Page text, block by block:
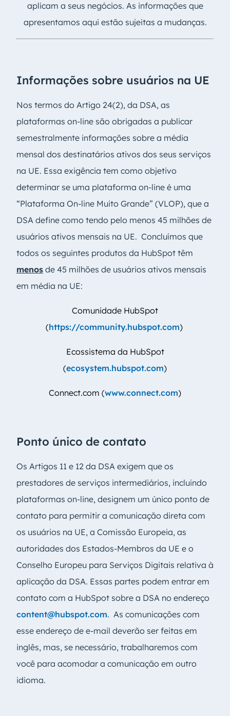
aplicam a seus negócios. As informações que
apresentamos aqui estão sujeitas a mudanças.
Informações sobre usuários na UE
Nos termos do Artigo 24(2), da DSA, as
plataformas on-line são obrigadas a publicar
semestralmente informações sobre a média
mensal dos destinatários ativos dos seus serviços
na UE. Essa exigência tem como objetivo
determinar se uma plataforma on-line é uma
“Plataforma On-line Muito Grande” (VLOP), que a
DSA define como tendo pelo menos 45 milhões de
usuários ativos mensais na UE. Concluímos que
todos os seguintes produtos da HubSpot têm
menos de 45 milhões de usuários ativos mensais
em média na UE:
Comunidade HubSpot
(https://community.hubspot.com)
Ecossistema da HubSpot
(ecosystem.hubspot.com)
Connect.com (www.connect.com)
Ponto único de contato
Os Artigos 11 e 12 da DSA exigem que os
prestadores de serviços intermediários, incluindo
plataformas on-line, designem um único ponto de
contato para permitir a comunicação direta com
os usuários na UE, a Comissão Europeia, as
autoridades dos Estados-Membros da UE e o
Conselho Europeu para Serviços Digitais relativa à
aplicação da DSA. Essas partes podem entrar em
contato com a HubSpot sobre a DSA no endereço
content@hubspot.com. As comunicações com
esse endereço de e-mail deverão ser feitas em
inglês, mas, se necessário, trabalharemos com
você para acomodar a comunicação em outro
idioma.